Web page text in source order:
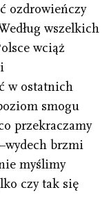
ozdrowieńczy
wszelkich
wciąż
w ostatnich
smogu
przekraczamy
brzmi
myślimy
czy tak się